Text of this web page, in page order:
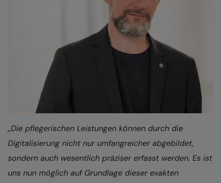
„Die pflegerischen Leistungen können durch die
Digitalisierung nicht nur umfangreicher abgebildet,
sondern auch wesentlich präziser erfasst werden. Es ist
uns nun möglich auf Grundlage dieser exakten